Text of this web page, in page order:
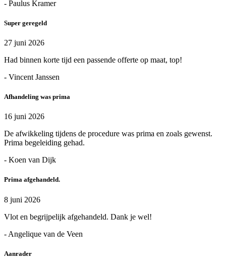
- Paulus Kramer
Super geregeld
27 juni 2026
Had binnen korte tijd een passende offerte op maat, top!
- Vincent Janssen
Afhandeling was prima
16 juni 2026
De afwikkeling tijdens de procedure was prima en zoals gewenst.
Prima begeleiding gehad.
- Koen van Dijk
Prima afgehandeld.
8 juni 2026
Vlot en begrijpelijk afgehandeld. Dank je wel!
- Angelique van de Veen
Aanrader